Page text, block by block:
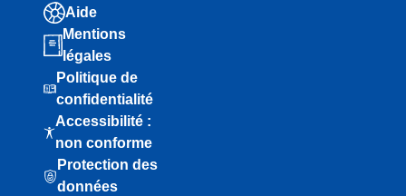
Aide
Mentions
légales
Politique de
confidentialité
Accessibilité :
non conforme
Protection des
données